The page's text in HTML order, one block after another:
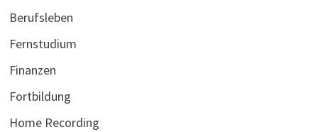
Berufsleben
Fernstudium
Finanzen
Fortbildung
Home Recording